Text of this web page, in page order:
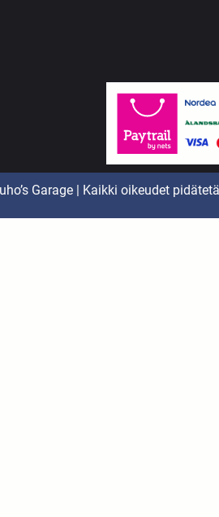
Garage | Kaikki oikeudet